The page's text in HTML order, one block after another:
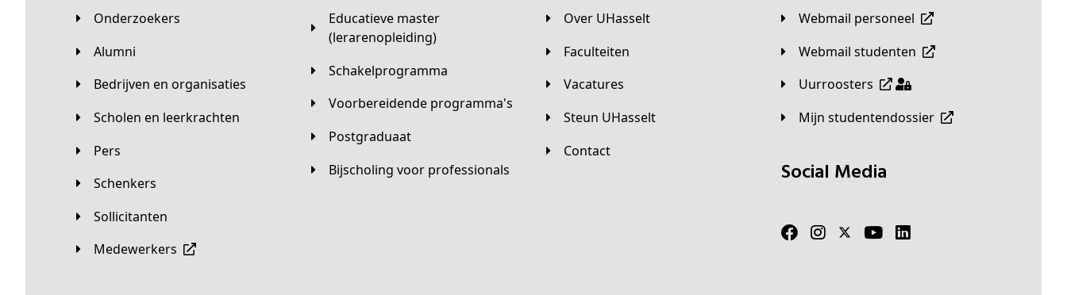
Onderzoekers
Alumni
Bedrijven en organisaties
Scholen en leerkrachten
Pers
Schenkers
Sollicitanten
Medewerkers
Educatieve master
(lerarenopleiding)
Schakelprogramma
Voorbereidende programma's
Postgraduaat
Bijscholing voor professionals
Over UHasselt
Faculteiten
Vacatures
Steun UHasselt
Contact
Webmail personeel
Webmail studenten
Uurroosters
Mijn studentendossier
Social Media